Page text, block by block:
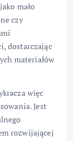
mało
czy
dostarczając
materiałów
więc
Jest
rozwijającej